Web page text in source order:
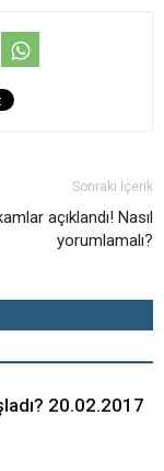
Sonraki İçerik
açıklandı! Nasıl
yorumlamalı?
20.02.2017